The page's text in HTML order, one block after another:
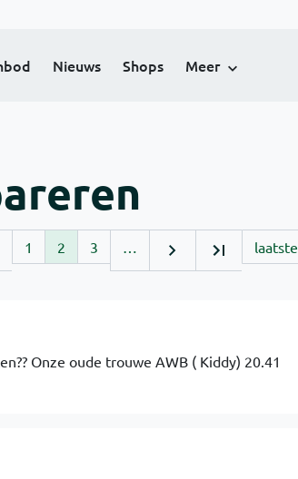
Nieuws Shops Meer
1 2 3 … laatste
Onze oude trouwe AWB ( Kiddy) 20.41